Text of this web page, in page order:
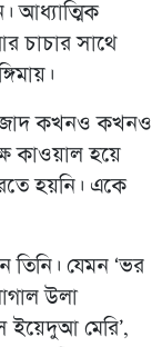
আধ্যাত্মিক
চাচার সাথে
কখনও কখনও
কাওয়াল হয়ে
হয়নি। একে
যেমন ‘ভর
উলা
ইয়েদুআ মেরি’,